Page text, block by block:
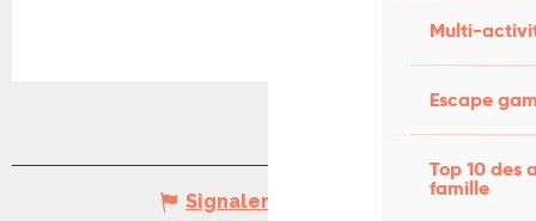
Multi-
Escape
Top 10 des
famille
Signaler une erreur